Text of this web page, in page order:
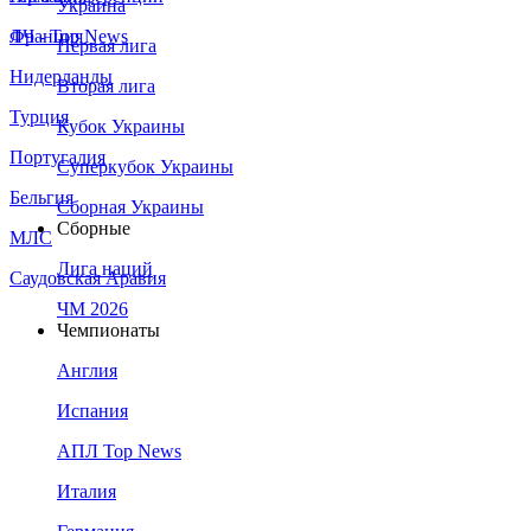
Франция
Нидерланды
Турция
Португалия
Бельгия
МЛС
Саудовская Аравия
ЛЧ - Top News
Украина
Первая лига
Вторая лига
Кубок Украины
Суперкубок Украины
Сборная Украины
Сборные
Лига наций
ЧМ 2026
Чемпионаты
Англия
Испания
АПЛ Top News
Италия